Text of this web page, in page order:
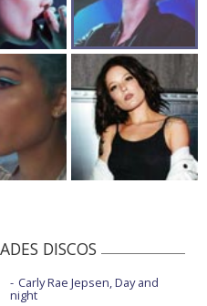
DISCOS
Carly Rae Jepsen, Day and
night